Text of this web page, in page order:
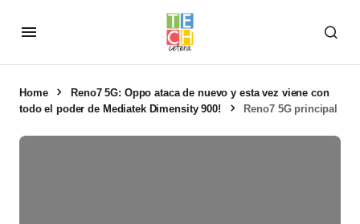
Home
Reno7 5G: Oppo ataca de nuevo y esta vez viene con
todo el poder de Mediatek Dimensity 900!
Reno7 5G principal